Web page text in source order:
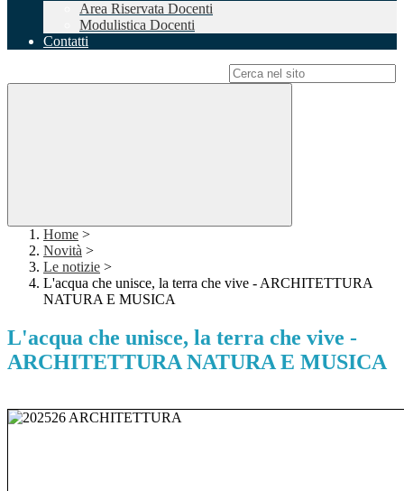
Area Riservata Docenti
Modulistica Docenti
Contatti
Home >
Novità >
Le notizie >
L'acqua che unisce, la terra che vive - ARCHITETTURA
NATURA E MUSICA
L'acqua che unisce, la terra che vive -
ARCHITETTURA NATURA E MUSICA